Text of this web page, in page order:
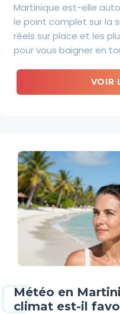
Martinique est-elle
le point complet sur la
réels sur place et les
pour vous baigner en
VOIR
Météo en
climat est-il